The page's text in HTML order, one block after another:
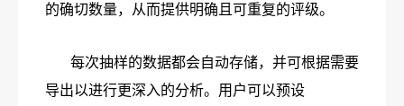
的确切数量，从而提供明确且可重复的评级。
每次抽样的数据都会自动存储，并可根据需要
导出以进行更深入的分析。用户可以预设